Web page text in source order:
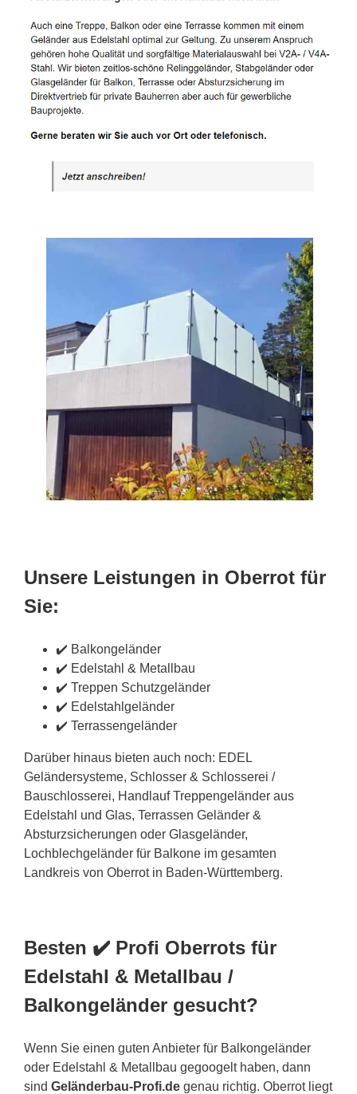
Unsere Leistungen in Oberrot für
Sie:
✔️ Balkongeländer
✔️ Edelstahl & Metallbau
✔️ Treppen Schutzgeländer
✔️ Edelstahlgeländer
✔️ Terrassengeländer
Darüber hinaus bieten auch noch: EDEL
Geländersysteme, Schlosser & Schlosserei /
Bauschlosserei, Handlauf Treppengeländer aus
Edelstahl und Glas, Terrassen Geländer &
Absturzsicherungen oder Glasgeländer,
Lochblechgeländer für Balkone im gesamten
Landkreis von Oberrot in Baden-Württemberg.
Besten ✔️ Profi Oberrots für
Edelstahl & Metallbau /
Balkongeländer gesucht?
Wenn Sie einen guten Anbieter für Balkongeländer
oder Edelstahl & Metallbau gegoogelt haben, dann
sind Geländerbau-Profi.de genau richtig. Oberrot liegt